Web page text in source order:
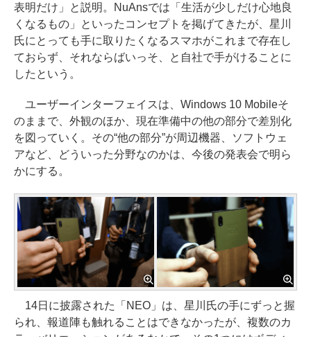
表明だけ」と説明。NuAnsでは「生活が少しだけ心地良
くなるもの」といったコンセプトを掲げてきたが、星川
氏にとっても手に取りたくなるスマホがこれまで存在し
ておらず、それならばいっそ、と自社で手がけることに
したという。
ユーザーインターフェイスは、Windows 10 Mobileそ
のままで、外観のほか、現在準備中の他の部分で差別化
を図っていく。その“他の部分”が周辺機器、ソフトウェ
アなど、どういった分野なのかは、今後の発表会で明ら
かにする。
14日に披露された「NEO」は、星川氏の手にずっと握
られ、報道陣も触れることはできなかったが、複数のカ